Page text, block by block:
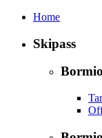
Home
Skipass